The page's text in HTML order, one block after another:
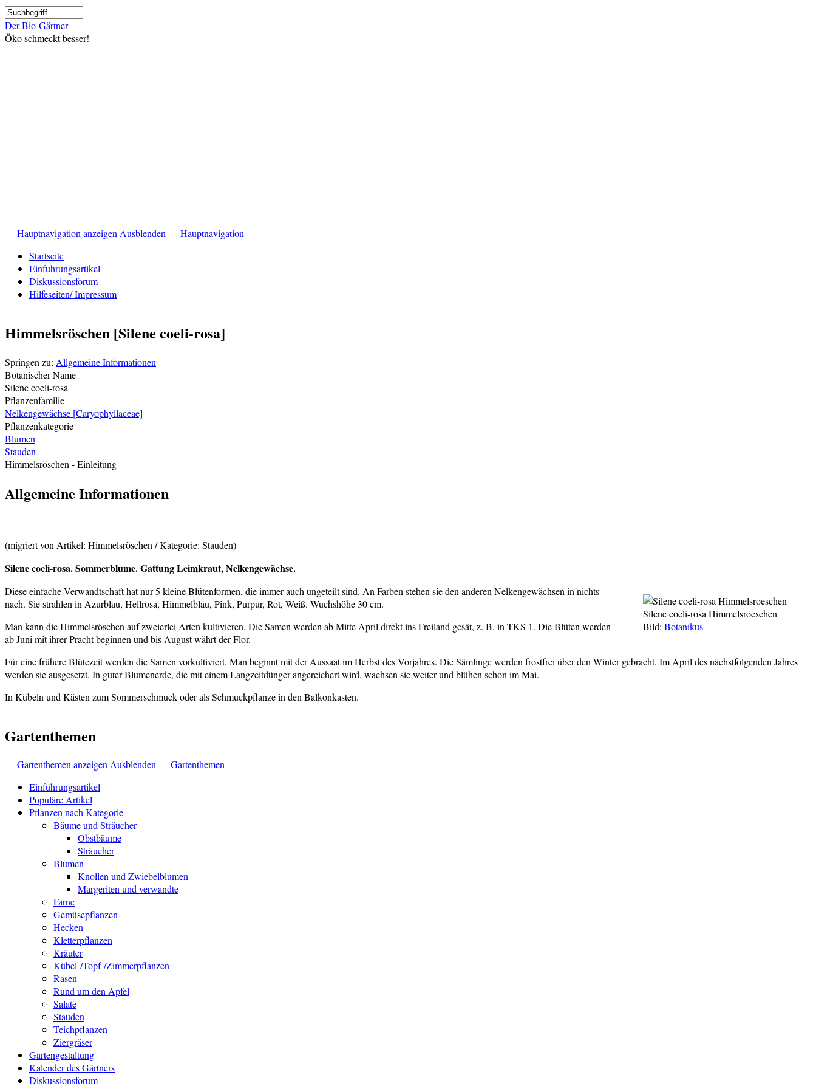
Direkt
zum
Inhalt
Suche
Der Bio-Gärtner
Öko schmeckt besser!
Hauptnavigation
— Hauptnavigation anzeigen Ausblenden — Hauptnavigation
Startseite
Einführungsartikel
Diskussionsforum
Hilfeseiten/ Impressum
Himmelsröschen [Silene coeli-rosa]
Springen zu: Allgemeine Informationen
Botanischer Name
Silene coeli-rosa
Pflanzenfamilie
Nelkengewächse [Caryophyllaceae]
Pflanzenkategorie
Blumen
Stauden
Himmelsröschen - Einleitung
Allgemeine Informationen
(migriert von Artikel: Himmelsröschen / Kategorie: Stauden)
Silene coeli-rosa.Sommerblume. Gattung Leimkraut, Nelkengewächse.
Silene coeli-rosa Himmelsroeschen
Bild: Botanikus
Diese einfache Verwandtschaft hat nur 5 kleine Blütenformen, die immer auch ungeteilt sind. An Farben stehen sie den anderen Nelkengewächsen in nichts
nach. Sie strahlen in Azurblau, Hellrosa, Himmelblau, Pink, Purpur, Rot, Weiß. Wuchshöhe 30 cm.
Man kann die Himmelsröschen auf zweierlei Arten kultivieren. Die Samen werden ab Mitte April direkt ins Freiland gesät, z. B. in TKS 1. Die Blüten werden
ab Juni mit ihrer Pracht beginnen und bis August währt der Flor.
Für eine frühere Blütezeit werden die Samen vorkultiviert. Man beginnt mit der Aussaat im Herbst des Vorjahres. Die Sämlinge werden frostfrei über den Winter gebracht. Im April des nächstfolgenden Jahres
werden sie ausgesetzt. In guter Blumenerde, die mit einem Langzeitdünger angereichert wird, wachsen sie weiter und blühen schon im Mai.
In Kübeln und Kästen zum Sommerschmuck oder als Schmuckpflanze in den Balkonkasten.
Gartenthemen
— Gartenthemen anzeigenAusblenden — Gartenthemen
Einführungsartikel
Populäre Artikel
Pflanzen nach Kategorie
Bäume und Sträucher
Obstbäume
Sträucher
Blumen
Knollen und Zwiebelblumen
Margeriten und verwandte
Farne
Gemüsepflanzen
Hecken
Kletterpflanzen
Kräuter
Kübel-/Topf-/Zimmerpflanzen
Rasen
Rund um den Apfel
Salate
Stauden
Teichpflanzen
Ziergräser
Gartengestaltung
Kalender des Gärtners
Diskussionsforum